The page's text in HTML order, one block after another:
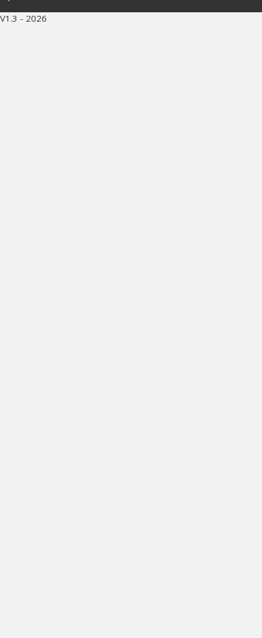
V1.3 - 2026